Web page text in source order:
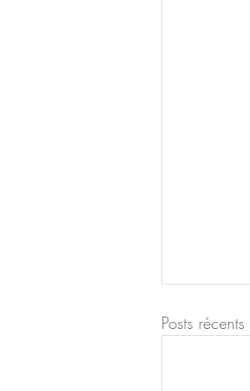
Posts récents